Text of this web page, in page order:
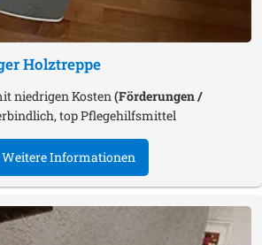
Holztreppe
niedrigen Kosten (Förderungen /
top Pflegehilfsmittel
Weitere Informationen